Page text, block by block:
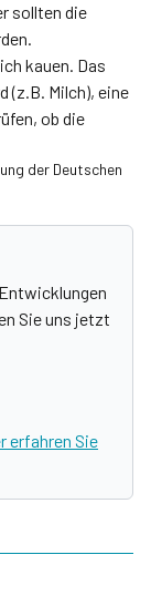
sollten die
kauen. Das
(z.B. Milch), eine
ob die
der Deutschen
Sie uns jetzt
erfahren Sie